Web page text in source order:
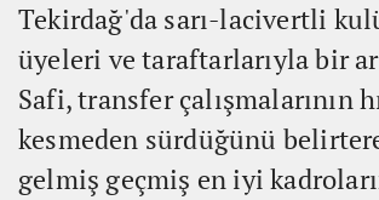
Tekirdağ'da sarı-lacivertli
üyeleri ve taraftarlarıyla bir
Safi, transfer çalışmalarının
kesmeden sürdüğünü
gelmiş geçmiş en iyi